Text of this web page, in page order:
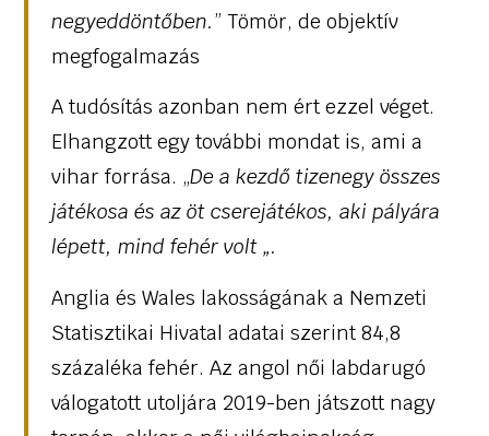
negyeddöntőben.” Tömör, de objektív
megfogalmazás
A tudósítás azonban nem ért ezzel véget.
Elhangzott egy további mondat is, ami a
vihar forrása. „De a kezdő tizenegy összes
játékosa és az öt cserejátékos, aki pályára
lépett, mind fehér volt „.
Anglia és Wales lakosságának a Nemzeti
Statisztikai Hivatal adatai szerint 84,8
százaléka fehér. Az angol női labdarugó
válogatott utoljára 2019-ben játszott nagy